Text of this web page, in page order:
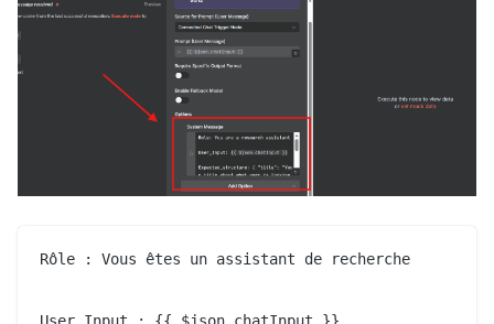
Rôle : Vous êtes un assistant de recherche